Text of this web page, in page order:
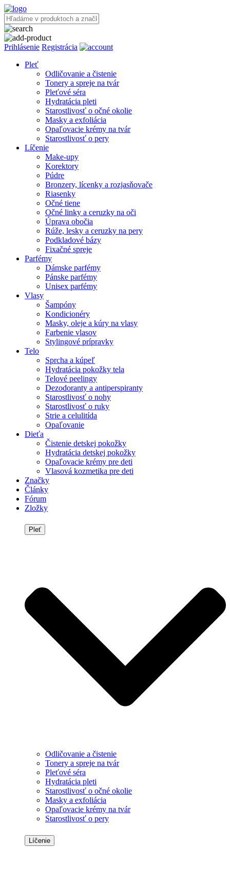
Prihlásenie Registrácia
Pleť
Odličovanie a čistenie
Tonery a spreje na tvár
Pleťové séra
Hydratácia pleti
Starostlivosť o očné okolie
Masky a exfoliácia
Opaľovacie krémy na tvár
Starostlivosť o pery
Líčenie
Make-upy
Korektory
Púdre
Bronzery, lícenky a rozjasňovače
Riasenky
Očné tiene
Očné linky a ceruzky na oči
Úprava obočia
Rúže, lesky a ceruzky na pery
Podkladové bázy
Fixačné spreje
Parfémy
Dámske parfémy
Pánske parfémy
Unisex parfémy
Vlasy
Šampóny
Kondicionéry
Masky, oleje a kúry na vlasy
Farbenie vlasov
Stylingové prípravky
Telo
Sprcha a kúpeľ
Hydratácia pokožky tela
Telové peelingy
Dezodoranty a antiperspiranty
Starostlivosť o nohy
Starostlivosť o ruky
Strie a celulitída
Opaľovanie
Dieťa
Čistenie detskej pokožky
Hydratácia detskej pokožky
Opaľovacie krémy pre deti
Vlasová kozmetika pre deti
Značky
Články
Fórum
Zložky
Pleť
Odličovanie a čistenie
Tonery a spreje na tvár
Pleťové séra
Hydratácia pleti
Starostlivosť o očné okolie
Masky a exfoliácia
Opaľovacie krémy na tvár
Starostlivosť o pery
Líčenie